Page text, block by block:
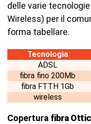
delle varie tecnologie
Wireless) per il
forma tabellare.
Tecnologia
ADSL
fibra fino 200Mb
fibra FTTH 1Gb
wireless
Copertura fibra